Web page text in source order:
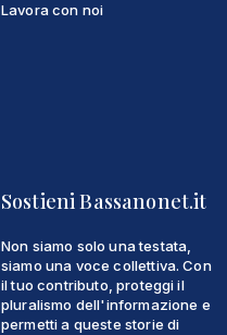
Lavora con noi
Sostieni Bassanonet.it
Non siamo solo una testata,
siamo una voce collettiva. Con
il tuo contributo, proteggi il
pluralismo dell'informazione e
permetti a queste storie di